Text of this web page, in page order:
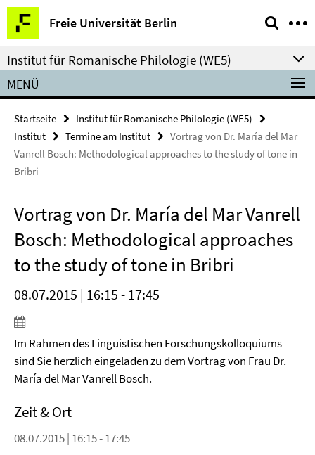
Springe
direkt
zu
Inhalt
Freie Universität Berlin
Service-
Navigation
Institut für Romanische Philologie (WE5)
MENÜ
Startseite
Institut für Romanische Philologie (WE5)
Institut
Termine am Institut
Vortrag von Dr. María del Mar
Vanrell Bosch: Methodological approaches to the study of tone in
Bribri
Vortrag von Dr. María del Mar Vanrell
Bosch: Methodological approaches
to the study of tone in Bribri
08.07.2015 | 16:15 - 17:45
Im Rahmen des Linguistischen Forschungskolloquiums
sind Sie herzlich eingeladen zu dem Vortrag von Frau Dr.
María del Mar Vanrell Bosch.
Zeit & Ort
08.07.2015 | 16:15 - 17:45